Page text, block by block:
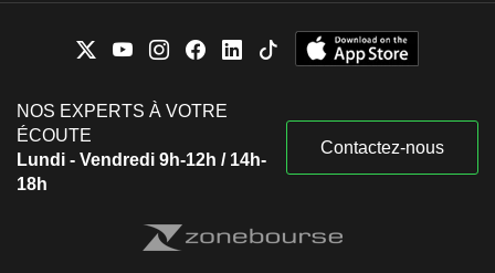
NOS EXPERTS À VOTRE
ÉCOUTE
Lundi - Vendredi 9h-12h / 14h-
18h
Contactez-nous